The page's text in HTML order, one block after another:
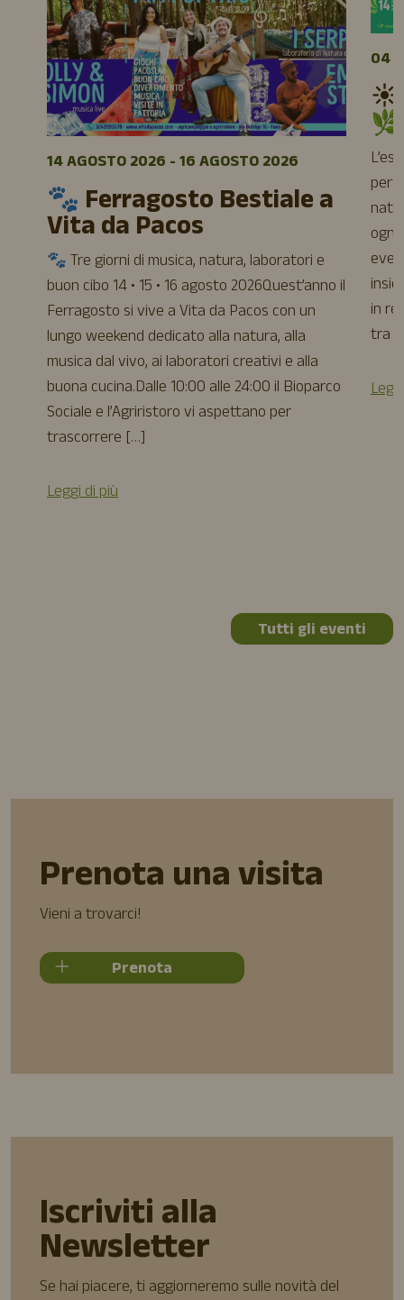
14 AGOSTO 2026 - 16 AGOSTO 2026
🐾 Ferragosto Bestiale a
Vita da Pacos
🐾 Tre giorni di musica, natura, laboratori e
buon cibo 14 • 15 • 16 agosto 2026Quest’anno il
Ferragosto si vive a Vita da Pacos con un
lungo weekend dedicato alla natura, alla
musica dal vivo, ai laboratori creativi e alla
buona cucina.Dalle 10:00 alle 24:00 il Bioparco
Sociale e l’Agriristoro vi aspettano per
trascorrere […]
Leggi di più
04
☀️
🌿
in
tra
Tutti gli eventi
Prenota una visita
Vieni a trovarci!
Prenota
Iscriviti alla
Newsletter
Se hai piacere, ti aggiorneremo sulle novità del